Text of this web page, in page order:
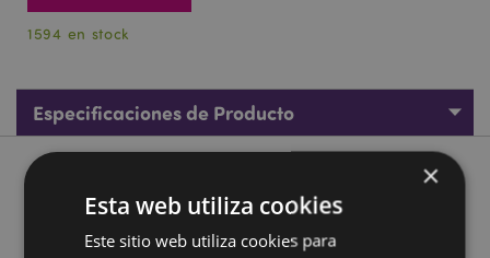
1594 en stock
Especificaciones de Producto
Relleno de Arena Rana Pequeño
×
Esta web utiliza cookies
Este sitio web utiliza cookies para